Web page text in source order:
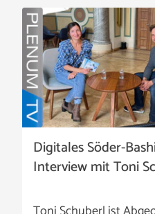
Digitales Söder-
Interview mit Toni